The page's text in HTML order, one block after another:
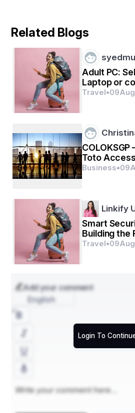
﻿इसी विषय से सम्बंधित मेरी एक कविता
Related Blogs
Adult PC:
Laptop or
pertaining
Travel•09Aug
COLOKSGP
Toto
Business•09
Linkify
Smart
Building the
Intelligent
Travel•09Aug
Add your comment
Login To
English